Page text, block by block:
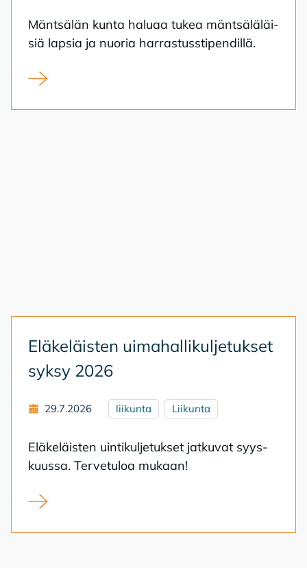
Mänt­sä­län kun­ta ha­lu­aa tu­kea mänt­sä­lä­läi­
siä lap­sia ja nuo­ria har­ras­tuss­ti­pen­dil­lä.
Syksyn 2026 harrastusstipendien hakuaika on alkanut
Elä­ke­läis­ten ui­ma­hal­li­kul­je­tuk­set
syk­sy 2026
29.7.2026 liikunta Liikunta
Elä­ke­läis­ten uin­ti­kul­je­tuk­set jat­ku­vat syys­
kuus­sa. Ter­ve­tu­loa mu­kaan!
Eläkeläisten uimahallikuljetukset syksy 2026